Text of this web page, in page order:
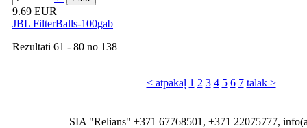
9.69 EUR
JBL FilterBalls-100gab
Rezultāti 61 - 80 no 138
< atpakaļ 1 2 3 4 5 6 7 tālāk >
SIA "Relians" +371 67768501, +371 22075777,